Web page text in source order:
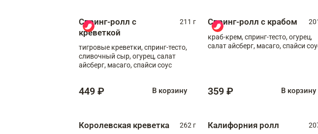
Спринг-ролл с
креветкой
211 г
тигровые креветки, спринг-тесто,
сливочный сыр, огурец, салат
айсберг, масаго, спайси соус
449 ₽ В корзину
Спринг-ролл с крабом
краб-крем, спринг-тесто, огурец,
салат айсберг, масаго, спайси
359 ₽ В корзину
Королевская креветка
262 г Калифорния ролл